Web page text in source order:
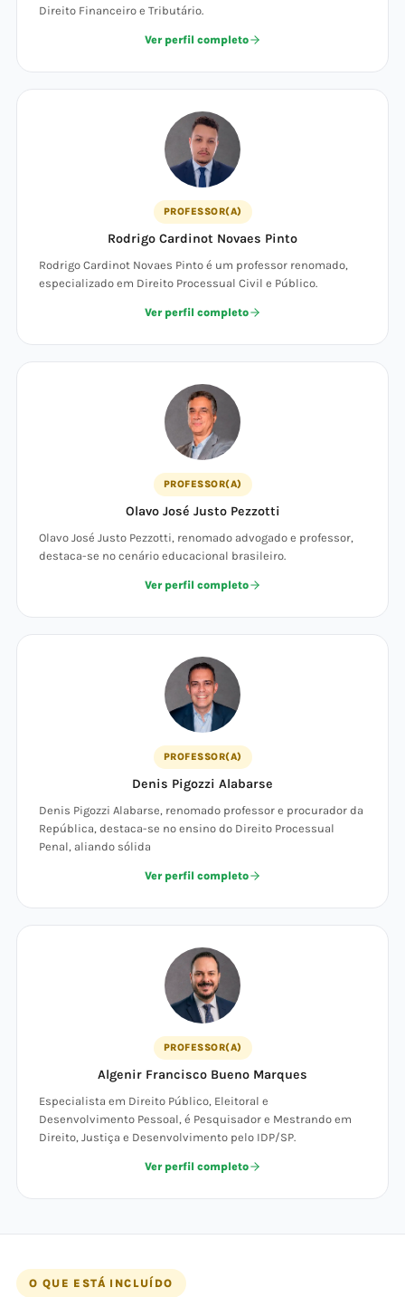
Direito Financeiro e Tributário.
Ver perfil completo
PROFESSOR(A)
Rodrigo Cardinot Novaes Pinto
Rodrigo Cardinot Novaes Pinto é um professor renomado,
especializado em Direito Processual Civil e Público.
Ver perfil completo
PROFESSOR(A)
Olavo José Justo Pezzotti
Olavo José Justo Pezzotti, renomado advogado e professor,
destaca-se no cenário educacional brasileiro.
Ver perfil completo
PROFESSOR(A)
Denis Pigozzi Alabarse
Denis Pigozzi Alabarse, renomado professor e procurador da
República, destaca-se no ensino do Direito Processual
Penal, aliando sólida
Ver perfil completo
PROFESSOR(A)
Algenir Francisco Bueno Marques
Especialista em Direito Público, Eleitoral e
Desenvolvimento Pessoal, é Pesquisador e Mestrando em
Direito, Justiça e Desenvolvimento pelo IDP/SP.
Ver perfil completo
O QUE ESTÁ INCLUÍDO